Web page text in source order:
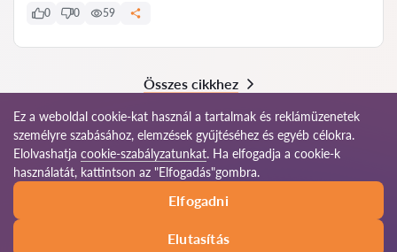
0 0 59
Összes cikkhez
© 2026 Ugyvedek-hu.com
Oldaltérkép
Ez a weboldal cookie-kat használ a tartalmak és reklámüzenetek
személyre szabásához, elemzések gyűjtéséhez és egyéb célokra.
Elolvashatja cookie-szabályzatunkat. Ha elfogadja a cookie-k
használatát, kattintson az "Elfogadás"gombra.
Elfogadni
Elutasítás